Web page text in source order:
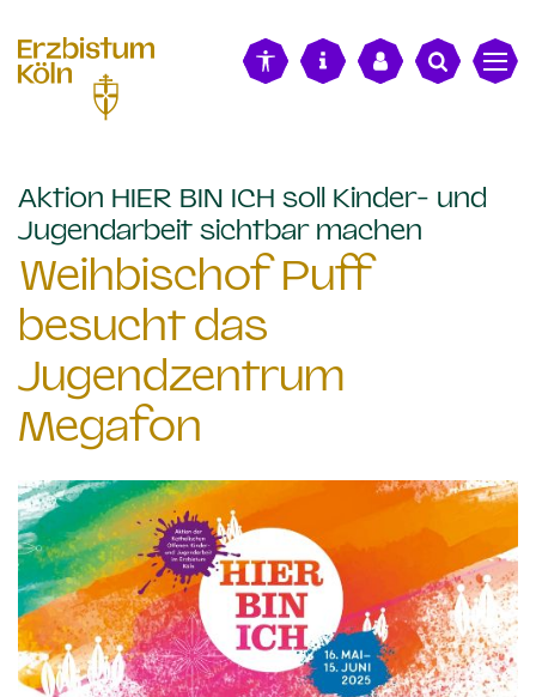
Aktion HIER BIN ICH soll Kinder- und
Jugendarbeit sichtbar machen
Weihbischof Puff
besucht das
Jugendzentrum
Megafon